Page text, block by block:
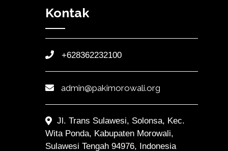
Kontak
+628362232100
admin@pakimorowali.org
Jl. Trans Sulawesi, Solonsa, Kec.
Wita Ponda, Kabupaten Morowali,
Sulawesi Tengah 94976, Indonesia